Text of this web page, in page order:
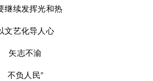
继续发挥光和热
文艺化导人心
矢志不渝
不负人民”